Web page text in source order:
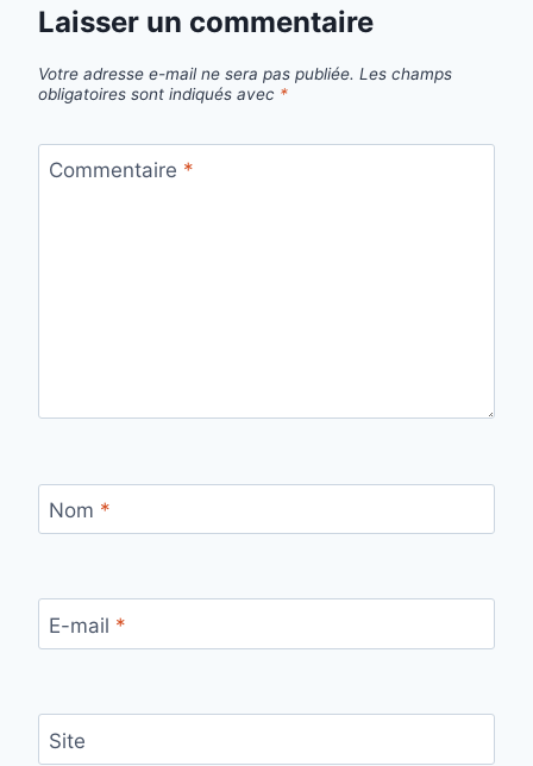
Laisser un commentaire
Votre adresse e-mail ne sera pas publiée. Les champs
obligatoires sont indiqués avec *
Commentaire *
Nom *
E-mail *
Site